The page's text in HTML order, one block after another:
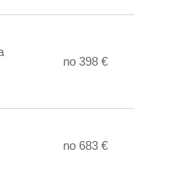
no 398 €
no 683 €